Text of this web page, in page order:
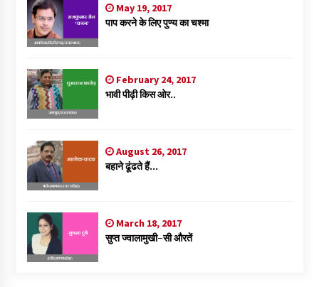
May 19, 2017
पाप करने के लिए पुण्य का चश्मा
February 24, 2017
भावी पीढ़ी किस ओर..
August 26, 2017
बहाने ढूंढते हैं…
March 18, 2017
सुप्त ज्वालामुखी-सी औरतें